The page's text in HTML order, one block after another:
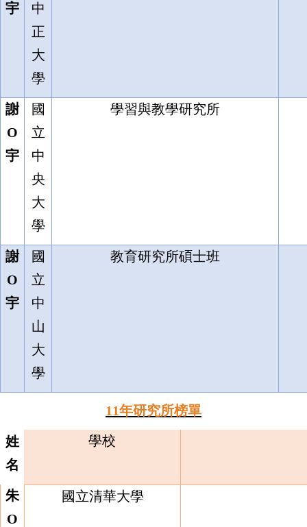
宇
中
正
大
學
謝
O
宇
國
立
中
央
大
學
學習與教學研究所
謝
O
宇
國
立
中
山
大
學
教育研究所碩士班
11年研究所榜單
姓
名
學校
朱
O
國立清華大學